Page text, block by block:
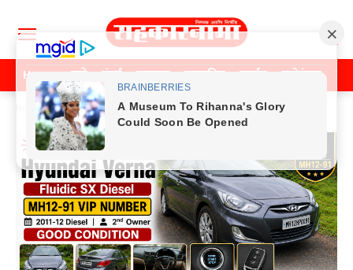
Home पुणे मुंबई महाराष्ट्र राजकीय क्राईम मनोरंजन
Home क्राईम